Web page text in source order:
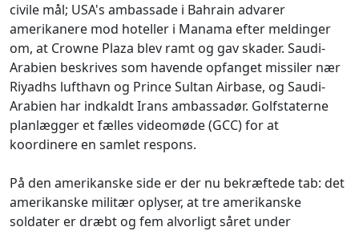
civile mål; USA's ambassade i Bahrain advarer
amerikanere mod hoteller i Manama efter meldinger
om, at Crowne Plaza blev ramt og gav skader. Saudi-
Arabien beskrives som havende opfanget missiler nær
Riyadhs lufthavn og Prince Sultan Airbase, og Saudi-
Arabien har indkaldt Irans ambassadør. Golfstaterne
planlægger et fælles videomøde (GCC) for at
koordinere en samlet respons.
På den amerikanske side er der nu bekræftede tab: det
amerikanske militær oplyser, at tre amerikanske
soldater er dræbt og fem alvorligt såret under